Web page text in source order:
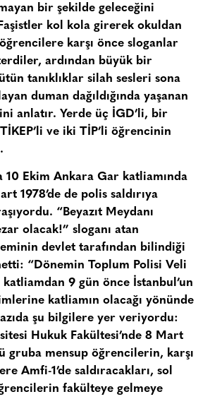
bir şekilde geleceğini
kol kola girerek okuldan
öğrencilere karşı önce sloganlar
ardından büyük bir
tanıklıklar silah sesleri sona
duman dağıldığında yaşanan
anlatır. Yerde üç İGD’li, bir
ve iki TİP’li öğrencinin
10 Ekim Ankara Gar katliamında
1978’de de polis saldırıya
“Beyazıt Meydanı
olacak!” sloganı atan
devlet tarafından bilindiği
“Dönemin Toplum Polisi Veli
9 gün önce İstanbul’un
katliamın olacağı yönünde
şu bilgilere yer veriyordu:
Hukuk Fakültesi’nde 8 Mart
gruba mensup öğrencilerin, karşı
Amfi-1’de saldıracakları, sol
fakülteye gelmeye